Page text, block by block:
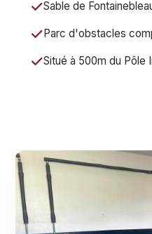
Sable de
Parc d'obstacles
Situé à 500m du Pôle